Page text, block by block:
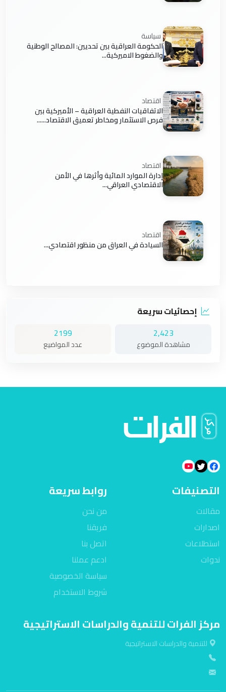
سياسة
الحكومة العراقية بين تحديين: المصالح الوطنية
والضغوط الاميركية...
اقتصاد
الاتفاقيات النفطية العراقية – الأميركية بين
فرص الاستثمار ومخاطر تعميق الاقتصاد......
اقتصاد
إدارة الموارد المائية وأثرها في الأمن
الاقتصادي العراقي...
اقتصاد
السيادة في العراق من منظور اقتصادي...
إحصائيات سريعة
2,423
مشاهدة الموضوع
2199
عدد المواضيع
التصنيفات
مقالات
اصدارات
استطلاعات
ندوات
روابط سريعة
من نحن
فريقنا
اتصل بنا
ادعم عملنا
سياسة الخصوصية
شروط الاستخدام
مركز الفرات للتنمية والدراسات الاستراتيجية
للتنمية والدراسات الاستراتيجية